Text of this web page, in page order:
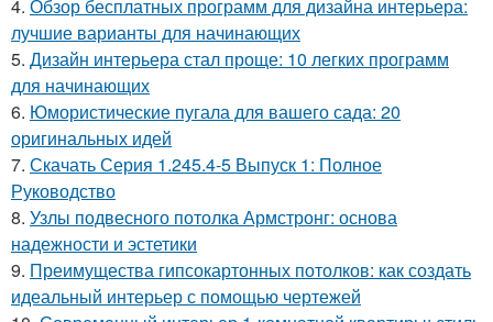
4. Обзор бесплатных программ для дизайна интерьера:
лучшие варианты для начинающих
5. Дизайн интерьера стал проще: 10 легких программ
для начинающих
6. Юмористические пугала для вашего сада: 20
оригинальных идей
7. Скачать Серия 1.245.4-5 Выпуск 1: Полное
Руководство
8. Узлы подвесного потолка Армстронг: основа
надежности и эстетики
9. Преимущества гипсокартонных потолков: как создать
идеальный интерьер с помощью чертежей